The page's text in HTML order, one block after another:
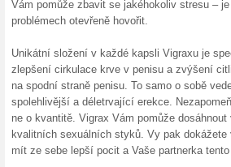
100% fungovalo
Zadejte svou
– nikdo nikdy
podívat na